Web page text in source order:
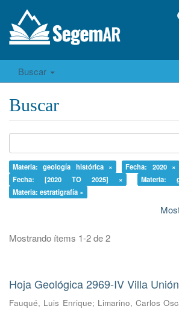
Buscar
Buscar
Materia: geología histórica × Fecha: 2020 ×
Fecha: [2020 TO 2025] ×
Materia:
Materia: estratigrafía ×
Mostrando ítems 1-2 de 2
Hoja Geológica 2969-IV Villa Unión
Fauqué, Luis Enrique; Limarino, Carlos